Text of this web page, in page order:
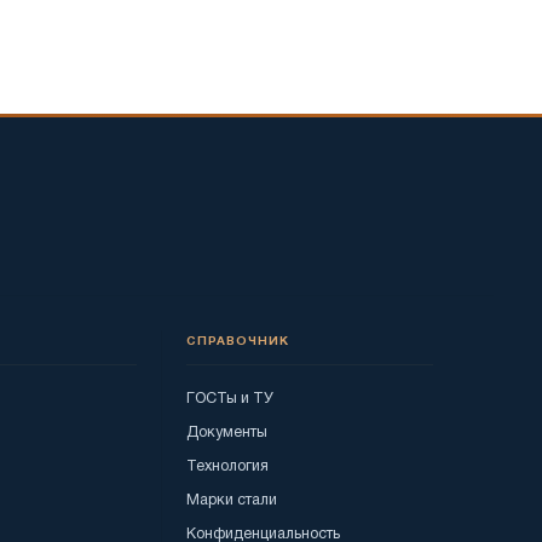
СПРАВОЧНИК
ГОСТы и ТУ
Документы
Технология
Марки стали
Конфиденциальность